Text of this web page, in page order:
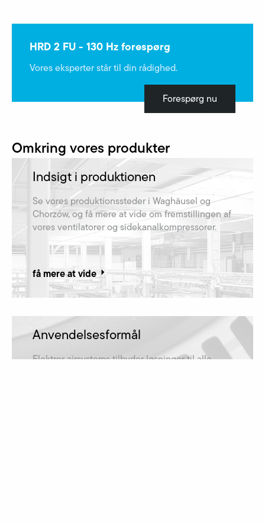
HRD 2 FU - 130 Hz forespørg
Vores eksperter står til din rådighed.
Forespørg nu
Omkring vores produkter
Indsigt i produktionen
Se vores produktionssteder i Waghäusel og
Chorzów, og få mere at vide om fremstillingen af​
vores ventilatorer og sidekanalkompressorer.
få mere at vide
Anvendelsesformål
Elektror airsystems tilbyder løsninger til alle